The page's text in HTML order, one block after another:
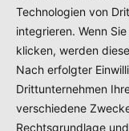
Technologien von
integrieren. Wenn
klicken, werden
Nach erfolgter
Drittunternehmen
verschiedene
Rechtsgrundlage